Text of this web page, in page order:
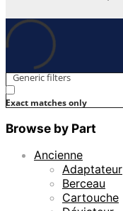
Generic filters
Exact matches only
Browse by Part
Ancienne
Adaptateur
Berceau
Cartouche